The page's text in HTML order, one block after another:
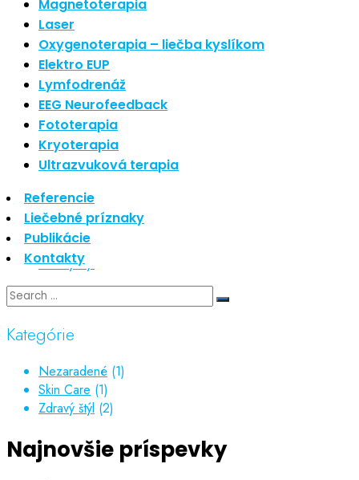
Magnetoterapia
Laser
Oxygenoterapia – liečba kyslíkom
Elektro EUP
Lymfodrenáž
EEG Neurofeedback
Fototerapia
Kryoterapia
Ultrazvuková terapia
Referencie
Liečebné príznaky
Publikácie
Kontakty
Najnovšie komentáre
Žiadne komentáre na zobrazenie.
Archív
september 2021
apríl 2021
august 2020
Kategórie
Nezaradené
Skin Care
Zdravý štýl
Kategórie
Nezaradené (1)
Skin Care (1)
Zdravý štýl (2)
Najnovšie príspevky